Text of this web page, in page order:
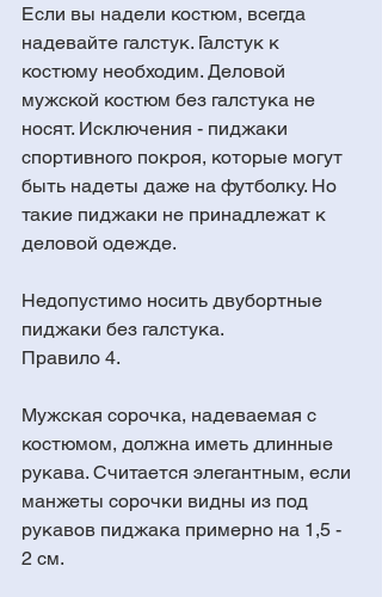
Если вы надели костюм, всегда
надевайте галстук. Галстук к
костюму необходим. Деловой
мужской костюм без галстука не
носят. Исключения - пиджаки
спортивного покроя, которые могут
быть надеты даже на футболку. Но
такие пиджаки не принадлежат к
деловой одежде.
Недопустимо носить двубортные
пиджаки без галстука.
Правило 4.
Мужская сорочка, надеваемая с
костюмом, должна иметь длинные
рукава. Считается элегантным, если
манжеты сорочки видны из под
рукавов пиджака примерно на 1,5 -
2 см.